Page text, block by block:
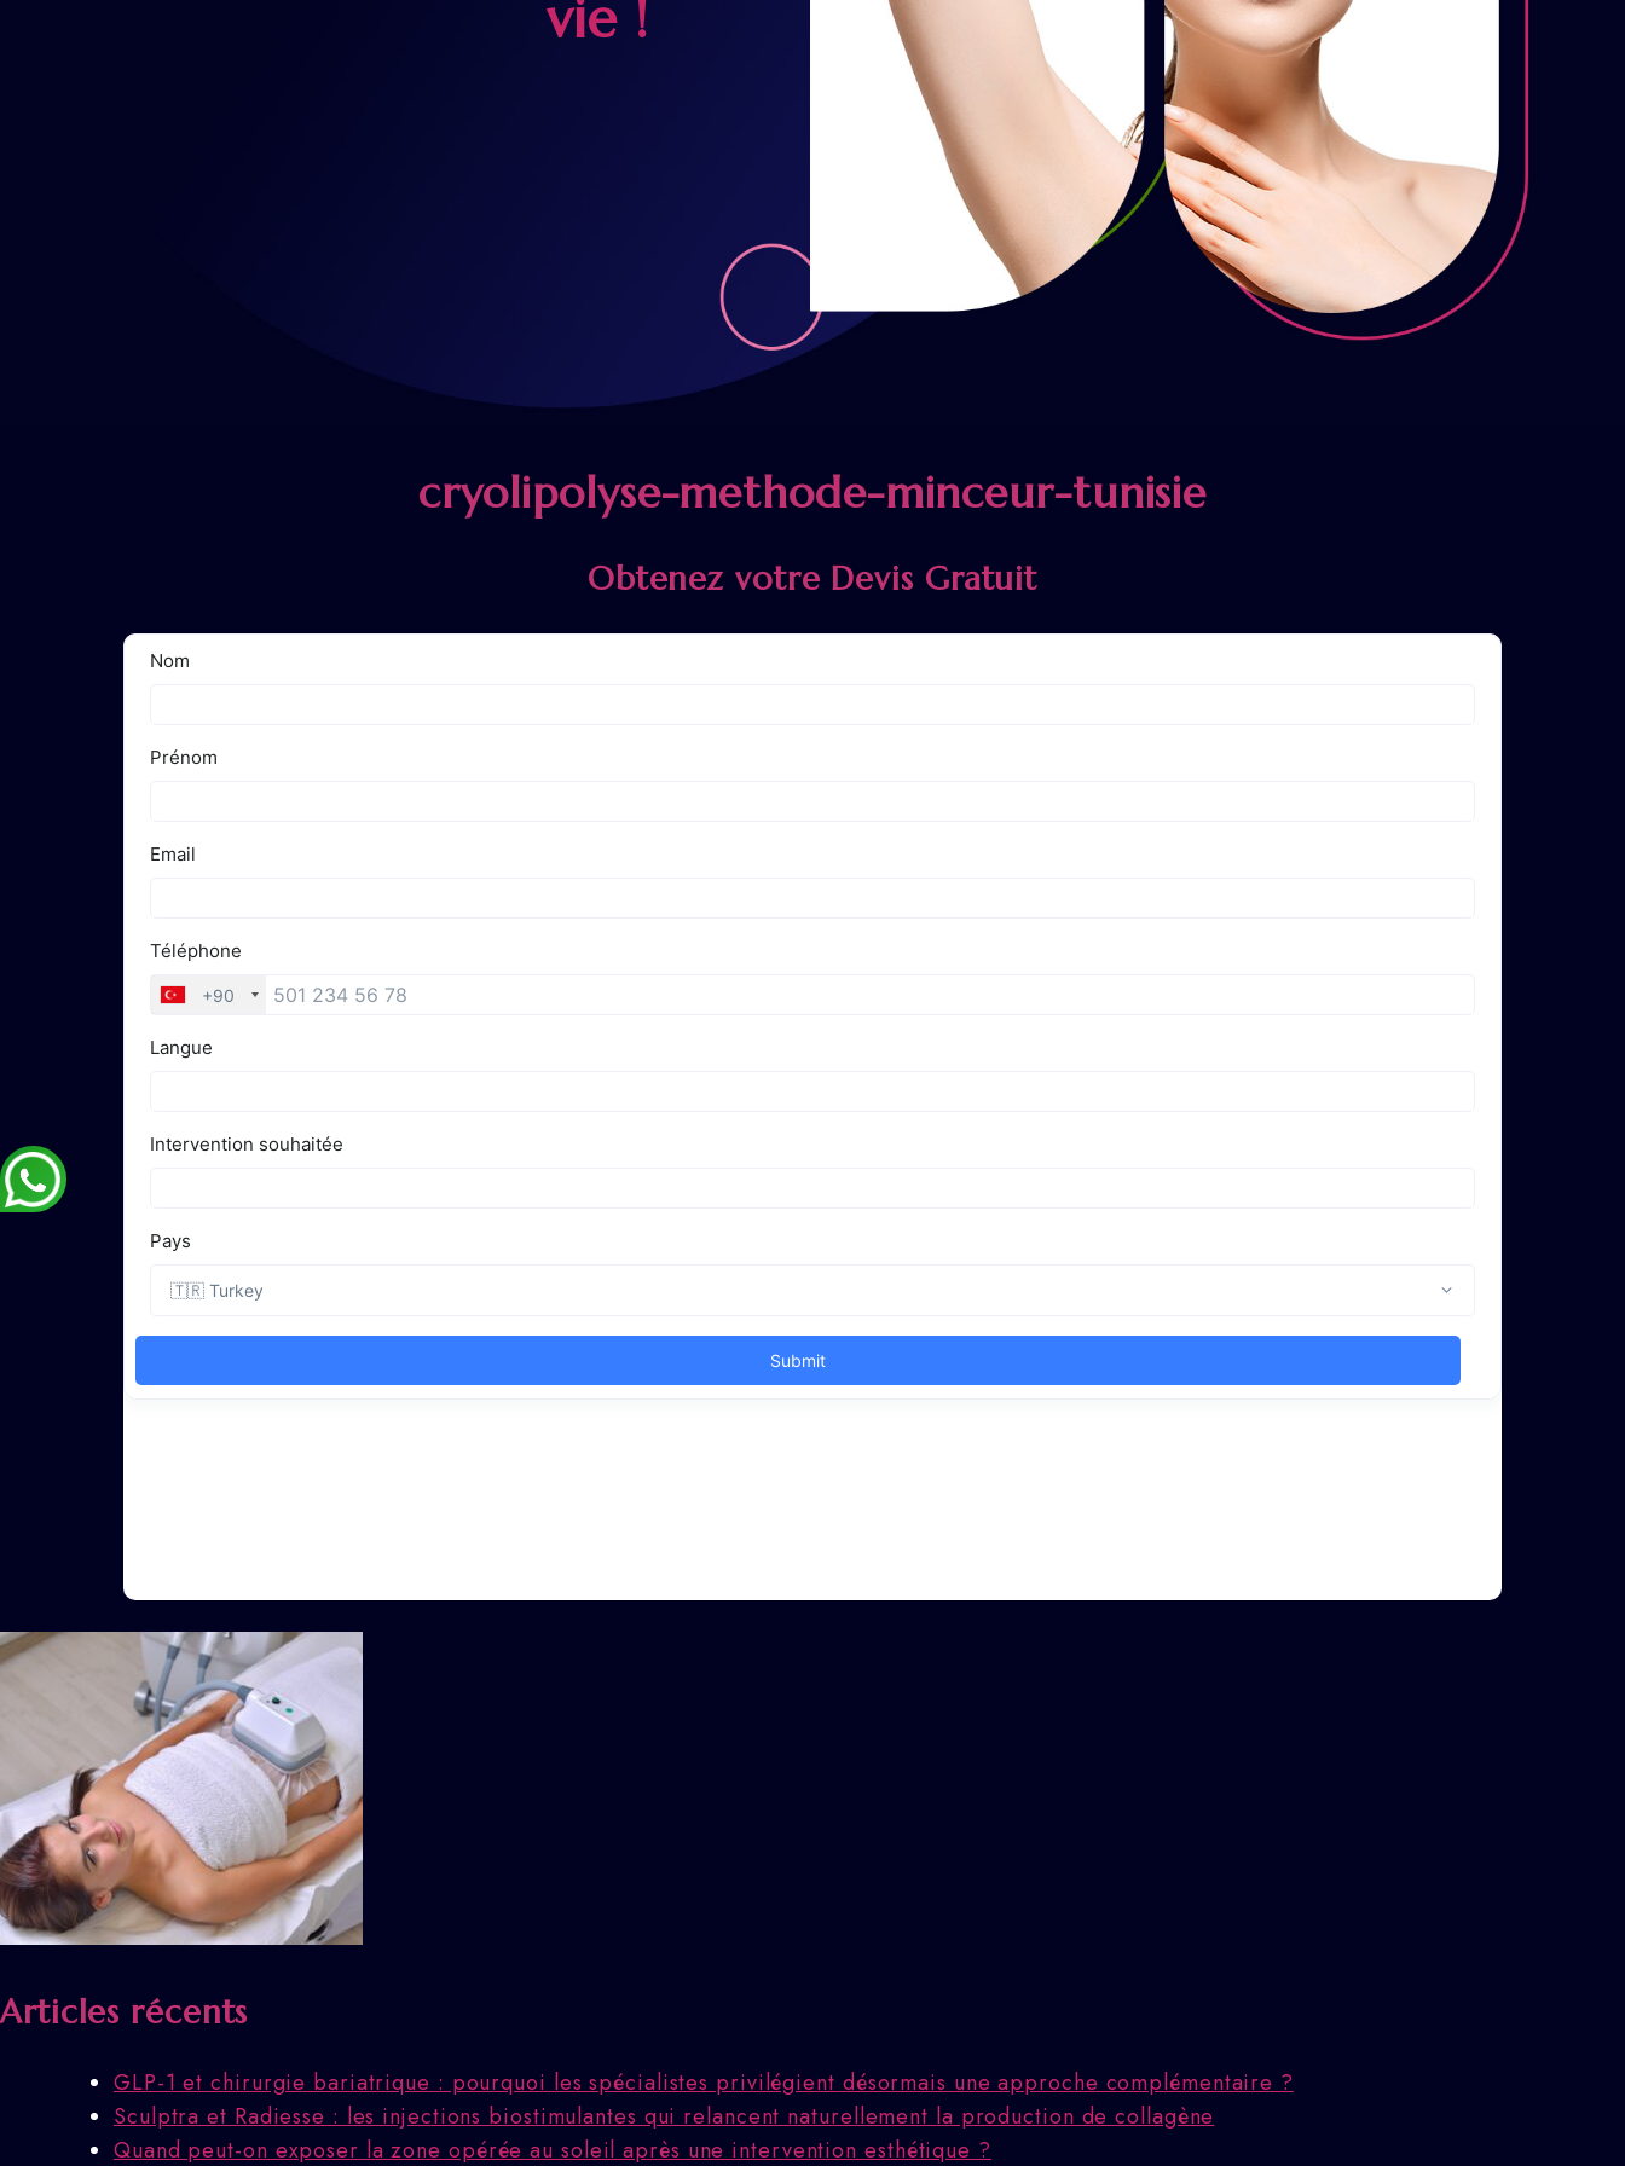
vie !
cryolipolyse-methode-minceur-tunisie
Obtenez votre Devis Gratuit
Articles récents
GLP-1 et chirurgie bariatrique : pourquoi les spécialistes privilégient désormais une approche complémentaire ?
Sculptra et Radiesse : les injections biostimulantes qui relancent naturellement la production de collagène
Quand peut-on exposer la zone opérée au soleil après une intervention esthétique ?